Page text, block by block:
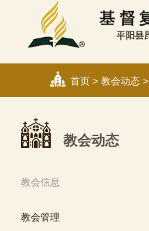
首页> 教会动态>
教会动态
教会信息
教会管理